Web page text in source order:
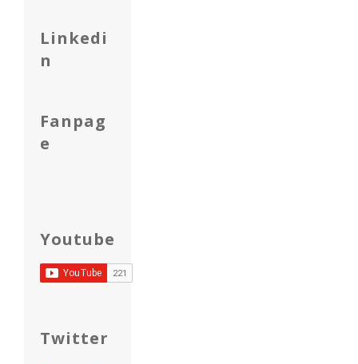
Linkedi
n
Fanpag
e
Youtube
Twitter